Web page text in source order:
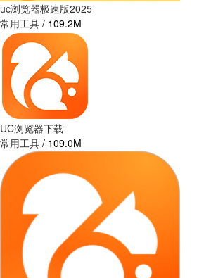
uc浏览器极速版2025
常用工具 / 109.2M
UC浏览器下载
常用工具 / 109.0M